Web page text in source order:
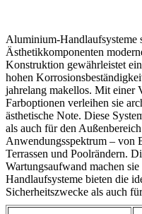
Aluminium-Handlaufsysteme
Ästhetikkomponenten
Konstruktion gewährleistet
hohen
jahrelang makellos. Mit einer
Farboptionen verleihen sie
ästhetische Note. Diese
als auch für den
Anwendungsspektrum – von
Terrassen und Poolrändern.
Wartungsaufwand machen
Handlaufsysteme bieten die
Sicherheitszwecke als auch